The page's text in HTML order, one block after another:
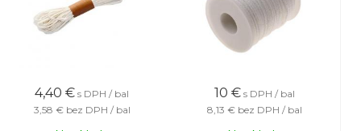
4,40 € s DPH / bal
3,58 € bez DPH / bal
10 € s DPH / bal
8,13 € bez DPH / bal